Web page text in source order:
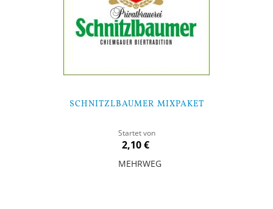
SCHNITZLBAUMER MIXPAKET
Startet von
2,10 €
MEHRWEG